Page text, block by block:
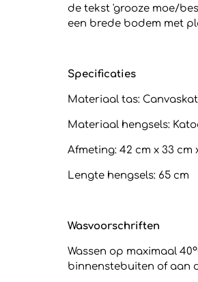
de tekst 'grooze moe/
een brede bodem met
Specificaties
Materiaal tas:
Materiaal hengsels:
Afmeting: 42 cm x 33 cm
Lengte hengsels: 65 cm
Wasvoorschriften
Wassen op maximaal 40º
binnenstebuiten of aan